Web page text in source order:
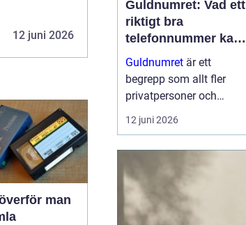
12 juni 2026
man
Guldnumret: Vad ett
riktigt bra
telefonnummer kan
göra för dig
Guldnumret är ett
begrepp som allt fler
privatpersoner och
företag får upp ögonen
för när de vill sticka ut,
vardagstelefoni. Genom
tjänste...
12 juni 2026